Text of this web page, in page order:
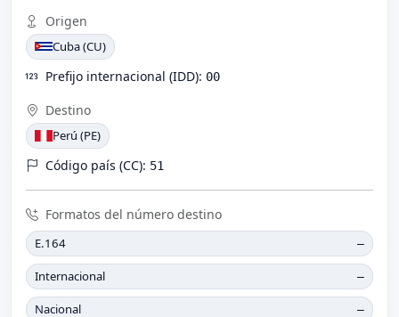
Origen
Cuba (CU)
Prefijo internacional (IDD): 00
Destino
Perú (PE)
Código país (CC): 51
Formatos del número destino
E.164 —
Internacional —
Nacional —